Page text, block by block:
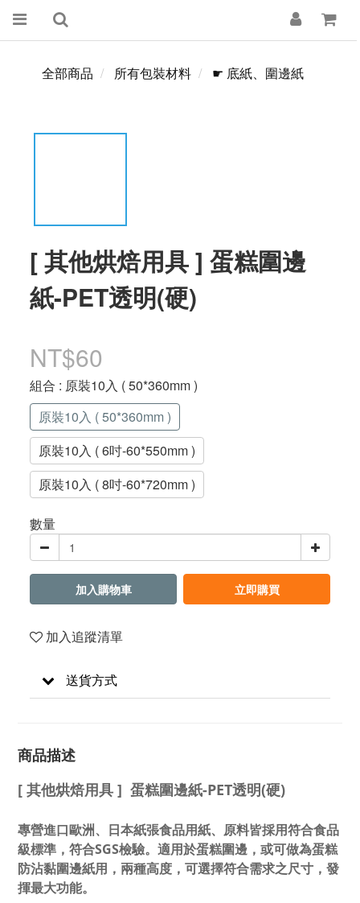
全部商品 所有包裝材料 ☛ 底紙、圍邊紙
[ 其他烘焙用具 ] 蛋糕圍邊
紙-PET透明(硬)
NT$60
組合 : 原裝10入 ( 50*360mm )
原裝10入 ( 50*360mm )
原裝10入 ( 6吋-60*550mm )
原裝10入 ( 8吋-60*720mm )
數量
加入購物車 立即購買
加入追蹤清單
送貨方式
商品描述
[ 其他烘焙用具 ] 蛋糕圍邊紙-PET透明(硬)
專營進口歐洲、日本紙張食品用紙、原料皆採用符合食品
級標準，符合SGS檢驗。適用於蛋糕圍邊，或可做為蛋糕
防沾黏圍邊紙用，兩種高度，可選擇符合需求之尺寸，發
揮最大功能。